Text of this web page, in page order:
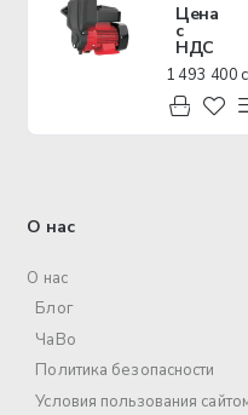
Цена
с
НДС
1 493 400
О нас
О нас
Блог
ЧаВо
Политика безопасности
Условия пользования